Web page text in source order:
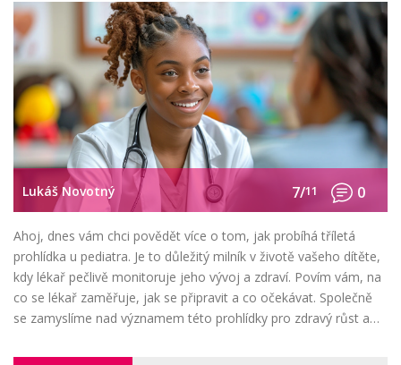
Lukáš Novotný 7/11 0
Ahoj, dnes vám chci povědět více o tom, jak probíhá tříletá
prohlídka u pediatra. Je to důležitý milník v životě vašeho dítěte,
kdy lékař pečlivě monitoruje jeho vývoj a zdraví. Povím vám, na
co se lékař zaměřuje, jak se připravit a co očekávat. Společně
se zamyslíme nad významem této prohlídky pro zdravý růst a